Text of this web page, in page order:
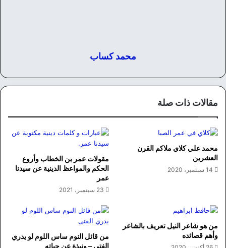
محمد كساب
مقالات ذات صلة
محمد علي كلاي ملاكم القرن
العشرين
14 سبتمبر، 2020
مقولات عمر بن الخطاب وأروع
الحكم والمواعظ الدينية عن سيدنا
عمر
23 سبتمبر، 2021
من هو شاعر النيل تعريف بالشاعر
وأهم قصائده
من قائل النوم ساس اللوم لو يدري
الفتى – ونبذة عن حياته